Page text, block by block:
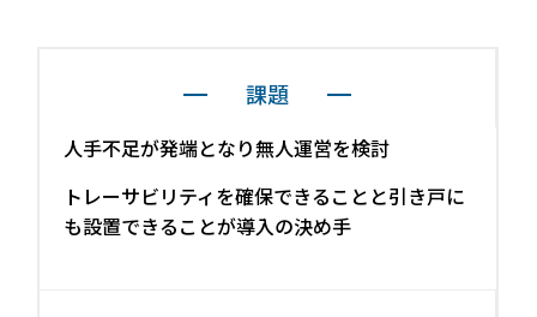
課題
人手不足が発端となり無人運営を検討
トレーサビリティを確保できることと引き戸に
も設置できることが導入の決め手